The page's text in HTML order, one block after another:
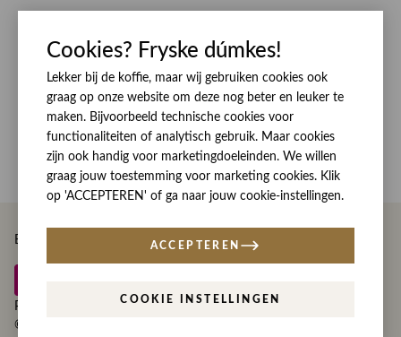
RINSMA.CONCEPTS
Eten en drinken
Openingstijden
Werken bij RINSMA
Retourneren & Ruilen
Betaalmethoden
Bezorgen
Contact
Reviews
Betaal eenvoudig en veilig met
Privacy
Algemene voorwaarden
© Copyright Rinsma Modeplein 2026
Cookies? Fryske dúmkes!
Lekker bij de koffie, maar wij gebruiken cookies ook
graag op onze website om deze nog beter en leuker te
maken. Bijvoorbeeld technische cookies voor
functionaliteiten of analytisch gebruik. Maar cookies
zijn ook handig voor marketingdoeleinden. We willen
graag jouw toestemming voor marketing cookies. Klik
op 'ACCEPTEREN' of ga naar jouw cookie-instellingen.
COOKIE INSTELLINGEN
ACCEPTEREN